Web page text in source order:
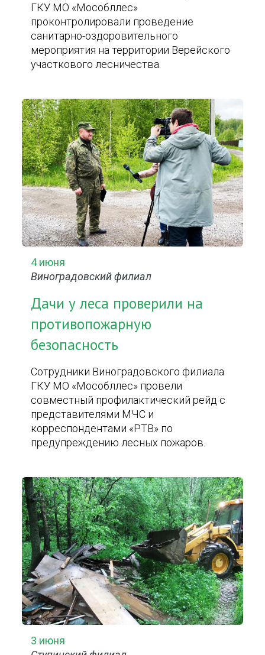
ГКУ МО «Мособллес»
проконтролировали проведение
санитарно-оздоровительного
мероприятия на территории Верейского
участкового лесничества.
4 июня
Виноградовский филиал
Дачи у леса проверили на
противопожарную
безопасность
Сотрудники Виноградовского филиала
ГКУ МО «Мособллес» провели
совместный профилактический рейд с
представителями МЧС и
корреспондентами «РТВ» по
предупреждению лесных пожаров.
3 июня